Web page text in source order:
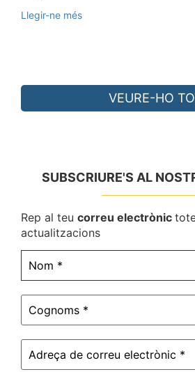
Llegir-ne més
VEURE-HO
SUBSCRIURE'S AL
Rep al teu correu electrònic
actualitzacions